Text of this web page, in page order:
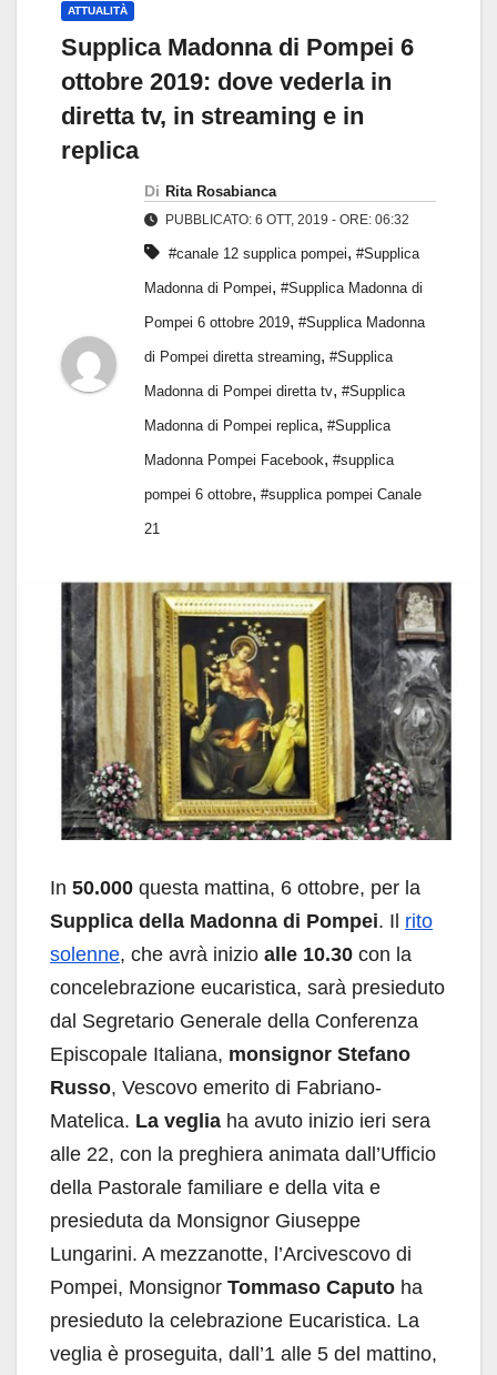
ATTUALITÀ
Supplica Madonna di Pompei 6
ottobre 2019: dove vederla in
diretta tv, in streaming e in
replica
Di Rita Rosabianca
PUBBLICATO: 6 OTT, 2019 - ORE: 06:32
#canale 12 supplica pompei, #Supplica
Madonna di Pompei, #Supplica Madonna di
Pompei 6 ottobre 2019, #Supplica Madonna
di Pompei diretta streaming, #Supplica
Madonna di Pompei diretta tv, #Supplica
Madonna di Pompei replica, #Supplica
Madonna Pompei Facebook, #supplica
pompei 6 ottobre, #supplica pompei Canale
21
In 50.000 questa mattina, 6 ottobre, per la
Supplica della Madonna di Pompei. Il rito
solenne, che avrà inizio alle 10.30 con la
concelebrazione eucaristica, sarà presieduto
dal Segretario Generale della Conferenza
Episcopale Italiana, monsignor Stefano
Russo, Vescovo emerito di Fabriano-
Matelica. La veglia ha avuto inizio ieri sera
alle 22, con la preghiera animata dall’Ufficio
della Pastorale familiare e della vita e
presieduta da Monsignor Giuseppe
Lungarini. A mezzanotte, l’Arcivescovo di
Pompei, Monsignor Tommaso Caputo ha
presieduto la celebrazione Eucaristica. La
veglia è proseguita, dall’1 alle 5 del mattino,